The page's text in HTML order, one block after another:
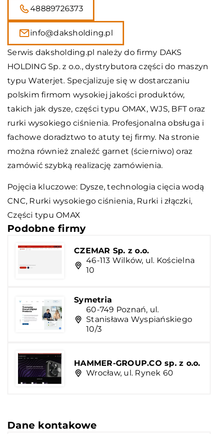
48889726373
info@daksholding.pl
Serwis daksholding.pl należy do firmy DAKS
HOLDING Sp. z o.o., dystrybutora części do maszyn
typu Waterjet. Specjalizuje się w dostarczaniu
polskim firmom wysokiej jakości produktów,
takich jak dysze, części typu OMAX, WJS, BFT oraz
rurki wysokiego ciśnienia. Profesjonalna obsługa i
fachowe doradztwo to atuty tej firmy. Na stronie
można również znaleźć garnet (ścierniwo) oraz
zamówić szybką realizację zamówienia.
Pojęcia kluczowe: Dysze,technologia cięcia wodą
CNC, Rurki wysokiego ciśnienia, Rurki i złączki,
Części typu OMAX
Podobne firmy
CZEMAR Sp. z o.o.
46-113 Wilków, ul. Kościelna
10
Symetria
60-749 Poznań, ul.
Stanisława Wyspiańskiego
10/3
HAMMER-GROUP.CO sp. z o.o.
Wrocław, ul. Rynek 60
Dane kontakowe